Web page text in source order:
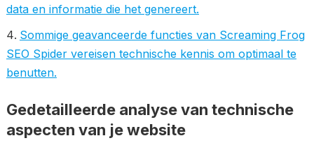
data en informatie die het genereert.
Sommige geavanceerde functies van Screaming Frog
SEO Spider vereisen technische kennis om optimaal te
benutten.
Gedetailleerde analyse van technische
aspecten van je website